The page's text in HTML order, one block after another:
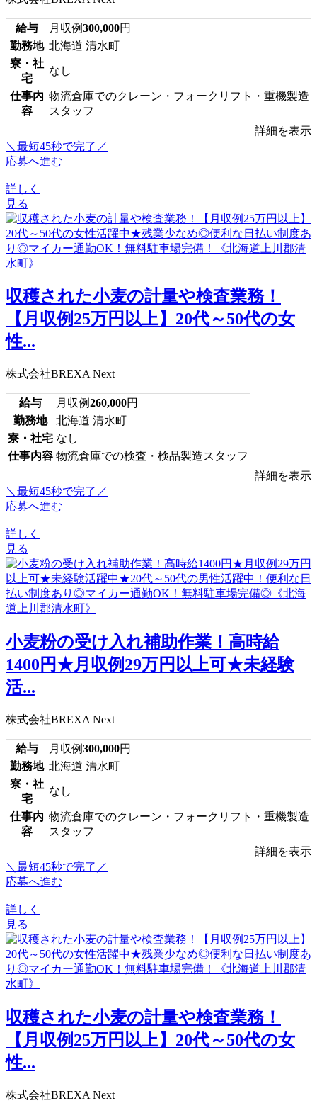
給与 月収例300,000円
勤務地 北海道 清水町
寮・社
宅
なし
仕事内
容
物流倉庫でのクレーン・フォークリフト・重機製造
スタッフ
詳細を表示
＼最短45秒で完了／
応募へ進む
詳しく
見る
収穫された小麦の計量や検査業務！
【月収例25万円以上】20代～50代の女
性...
株式会社BREXA Next
給与 月収例260,000円
勤務地
北海道 清水町
寮・社宅 なし
仕事内容 物流倉庫での検査・検品製造スタッフ
詳細を表示
＼最短45秒で完了／
応募へ進む
詳しく
見る
小麦粉の受け入れ補助作業！高時給
1400円★月収例29万円以上可★未経験
活...
株式会社BREXA Next
給与 月収例300,000円
勤務地 北海道 清水町
寮・社
宅
なし
仕事内
容
物流倉庫でのクレーン・フォークリフト・重機製造
スタッフ
詳細を表示
＼最短45秒で完了／
応募へ進む
詳しく
見る
収穫された小麦の計量や検査業務！
【月収例25万円以上】20代～50代の女
性...
株式会社BREXA Next